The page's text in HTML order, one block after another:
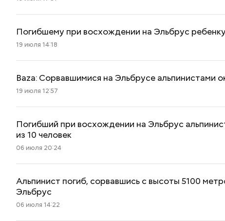
Погибшему при восхождении на Эльбрус
19 июля 14:18
Baza: Сорвавшимися на Эльбрусе альпинистами
19 июля 12:57
Погибший при восхождении на Эльбрус
из 10 человек
06 июля 20:24
Альпинист погиб, сорвавшись с высоты 5100
Эльбрус
06 июля 14:22